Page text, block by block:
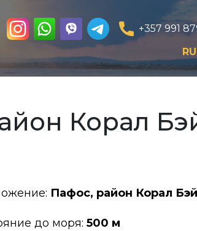
+357 991
RU
Корал
Пафос, район Корал Бэй
до моря: 500 м